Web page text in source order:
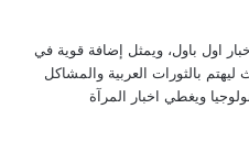
اول باول، ويمثل إضافة قوية في
بالثورات العربية والمشاكل
ويغطي اخبار المرآة
حى الزهور ببورسعيد يشتكون من
الإنارة بالشوارع والميادين